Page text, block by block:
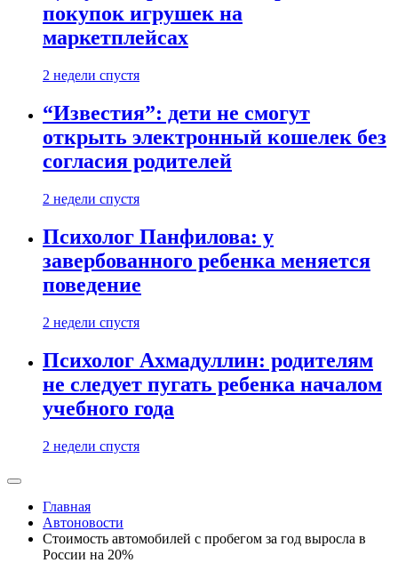
покупок игрушек на
маркетплейсах
2 недели спустя
“Известия”: дети не смогут
открыть электронный кошелек без
согласия родителей
2 недели спустя
Психолог Панфилова: у
завербованного ребенка меняется
поведение
2 недели спустя
Психолог Ахмадуллин: родителям
не следует пугать ребенка началом
учебного года
2 недели спустя
Главная
Автоновости
Стоимость автомобилей с пробегом за год выросла в
России на 20%